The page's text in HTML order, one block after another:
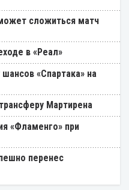
сложиться матч
в «Реал»
«Спартака» на
Мартирена
«Фламенго» при
перенес